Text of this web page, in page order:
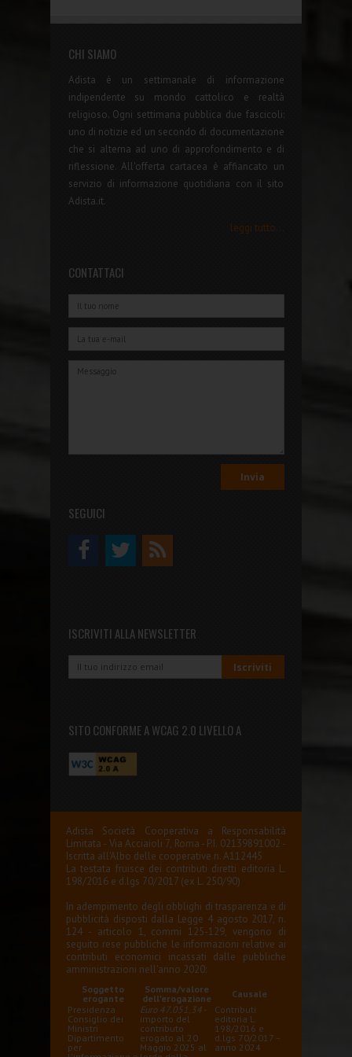
CHI SIAMO
Adista è un settimanale di informazione
indipendente su mondo cattolico e realtà
religioso. Ogni settimana pubblica due fascicoli:
uno di notizie ed un secondo di documentazione
che si alterna ad uno di approfondimento e di
riflessione. All'offerta cartacea è affiancato un
servizio di informazione quotidiana con il sito
Adista.it.
leggi tutto...
CONTATTACI
SEGUICI
ISCRIVITI ALLA NEWSLETTER
SITO CONFORME A WCAG 2.0 LIVELLO A
Adista Società Cooperativa a Responsabilità
Limitata - Via Acciaioli 7, Roma - P.I. 02139891002 -
Iscritta all'Albo delle cooperative n. A112445
La testata fruisce dei contributi diretti editoria L.
198/2016 e d.lgs 70/2017 (ex L. 250/90)
In adempimento degli obblighi di trasparenza e di
pubblicità disposti dalla Legge 4 agosto 2017, n.
124 - articolo 1, commi 125-129, vengono di
seguito rese pubbliche le informazioni relative ai
contributi economici incassati dalle pubbliche
amministrazioni nell'anno 2020:
Soggetto
erogante
Somma/valore
dell'erogazione
Causale
Presidenza
Consiglio dei
Ministri
Dipartimento
per
Euro 47.051,34 -
importo del
contributo
erogato al 20
Maggio 2025 al
Contributi
editoria L.
198/2016 e
d.lgs 70/2017 –
anno 2024